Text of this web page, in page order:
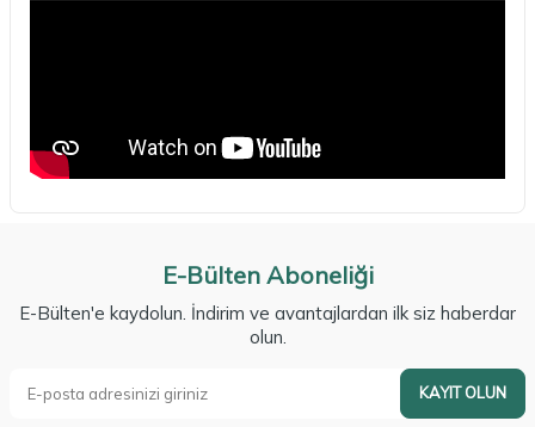
E-Bülten Aboneliği
E-Bülten'e kaydolun. İndirim ve avantajlardan ilk siz haberdar
olun.
KAYIT OLUN